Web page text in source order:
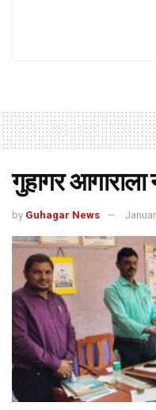
गुहागर आगाराला
by Guhagar News